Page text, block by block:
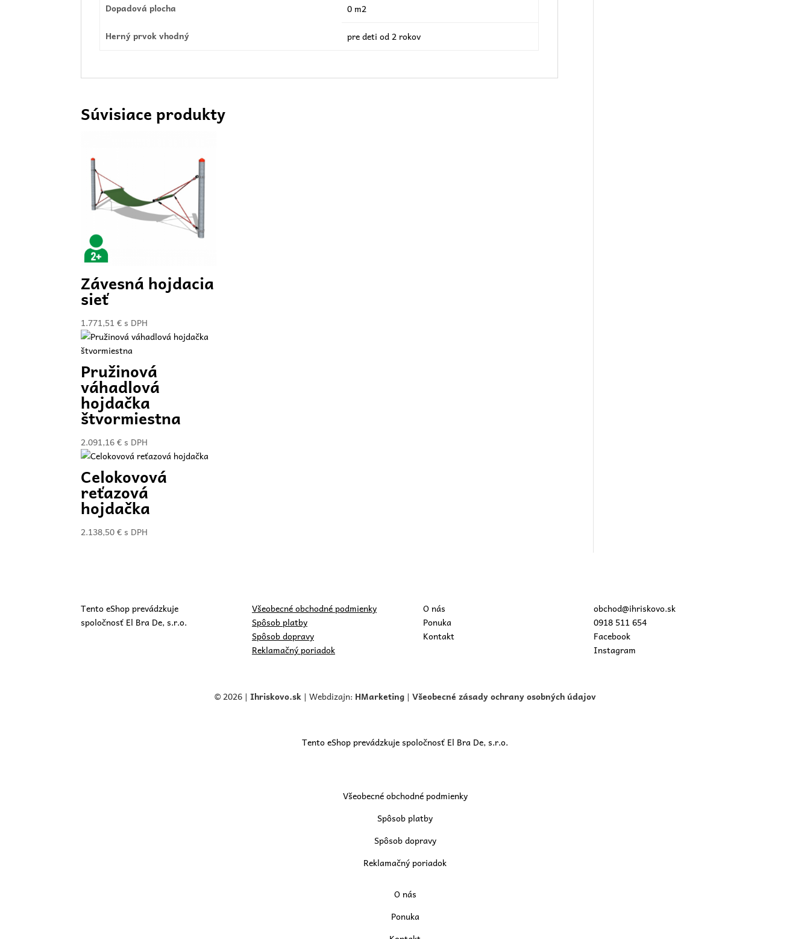
Dopadová plocha 0 m2
Herný prvok vhodný pre deti od 2 rokov
Súvisiace produkty
Závesná hojdacia
sieť
1.771,51€ s DPH
Pružinová
váhadlová
hojdačka
štvormiestna
2.091,16€ s DPH
Celokovová
reťazová
hojdačka
2.138,50€ s DPH
Tento eShop prevádzkuje
spoločnosť El Bra De, s.r.o.
Všeobecné obchodné podmienky
Spôsob platby
Spôsob dopravy
Reklamačný poriadok
O nás
Ponuka
Kontakt
obchod@ihriskovo.sk
0918 511 654
Facebook
Instagram
© 2026 | Ihriskovo.sk| Webdizajn: HMarketing | Všeobecné zásady ochrany osobných údajov
Tento eShop prevádzkuje spoločnosť El Bra De, s.r.o.
Všeobecné obchodné podmienky
Spôsob platby
Spôsob dopravy
Reklamačný poriadok
O nás
Ponuka